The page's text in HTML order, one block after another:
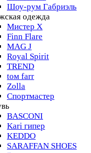
Шоу-рум Габриэль
одежда
Мистер X
Finn Flare
MAG J
Royal Spirit
TREND
tом farr
Zolla
Спортмастер
BASCONI
Kari гипер
KEDDO
SARAFFAN SHOES